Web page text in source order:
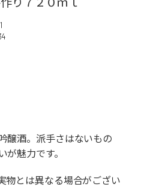
醸酒。派手さはないもの
が魅力です。
物とは異なる場合がござい